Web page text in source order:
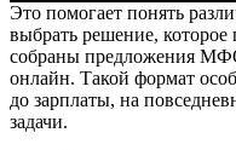
Это помогает понять
выбрать решение,
собраны предложения
онлайн. Такой формат
до зарплаты, на
задачи.